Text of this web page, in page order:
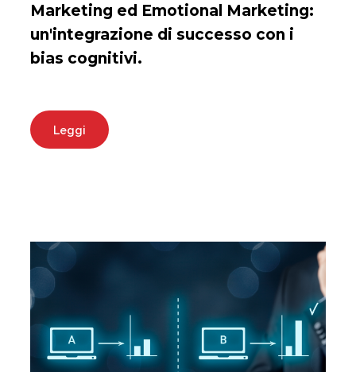
Marketing ed Emotional Marketing:
un'integrazione di successo con i
bias cognitivi.
Leggi